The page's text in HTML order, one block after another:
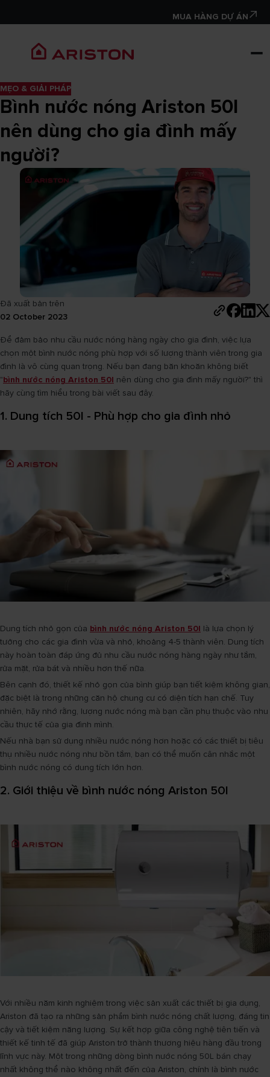
MUA HÀNG DỰ ÁN
MẸO & GIẢI PHÁP
Bình nước nóng Ariston 50l
nên dùng cho gia đình mấy
người?
Đã xuất bản trên
02 October 2023
Để đảm bảo nhu cầu nước nóng hàng ngày cho gia đình, việc lựa
chọn một bình nước nóng phù hợp với số lượng thành viên trong gia
đình là vô cùng quan trọng. Nếu bạn đang băn khoăn không biết
"bình nước nóng Ariston 50l nên dùng cho gia đình mấy người?" thì
hãy cùng tìm hiểu trong bài viết sau đây.
1. Dung tích 50l - Phù hợp cho gia đình nhỏ
Dung tích nhỏ gọn của bình nước nóng Ariston 50l là lựa chọn lý
tưởng cho các gia đình vừa và nhỏ, khoảng 4-5 thành viên. Dung tích
này hoàn toàn đáp ứng đủ nhu cầu nước nóng hàng ngày như tắm,
rửa mặt, rửa bát và nhiều hơn thế nữa.
Bên cạnh đó, thiết kế nhỏ gọn của bình giúp bạn tiết kiệm không gian,
đặc biệt là trong những căn hộ chung cư có diện tích hạn chế. Tuy
nhiên, hãy nhớ rằng, lượng nước nóng mà bạn cần phụ thuộc vào nhu
cầu thực tế của gia đình mình.
Nếu nhà bạn sử dụng nhiều nước nóng hơn hoặc có các thiết bị tiêu
thụ nhiều nước nóng như bồn tắm, bạn có thể muốn cân nhắc một
bình nước nóng có dung tích lớn hơn.
2. Giới thiệu về bình nước nóng Ariston 50l
Với nhiều năm kinh nghiệm trong việc sản xuất các thiết bị gia dụng,
Ariston đã tạo ra những sản phẩm bình nước nóng chất lượng, đáng tin
cậy và tiết kiệm năng lượng. Sự kết hợp giữa công nghệ tiên tiến và
thiết kế tinh tế đã giúp Ariston trở thành thương hiệu hàng đầu trong
lĩnh vực này. Một trong những dòng bình nước nóng 50L bán chạy
nhất không thể nào không nhất đến của Ariston, chính là bình nước